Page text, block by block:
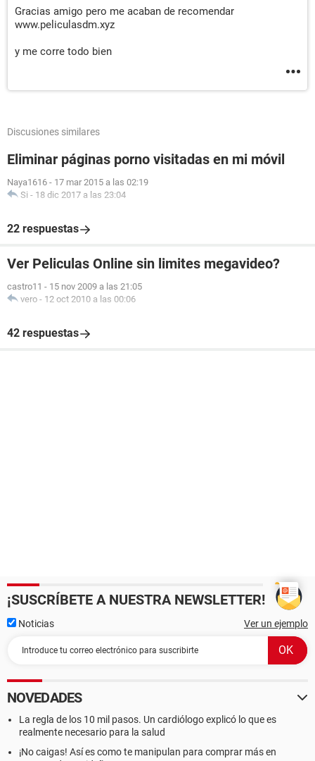
Gracias amigo pero me acaban de recomendar
www.peliculasdm.xyz
y me corre todo bien
Discusiones similares
Eliminar páginas porno visitadas en mi móvil
Naya1616 - 17 mar 2015 a las 02:19
Si - 18 dic 2017 a las 23:04
22 respuestas
Ver Peliculas Online sin limites megavideo?
castro11 - 15 nov 2009 a las 21:05
vero - 12 oct 2010 a las 00:06
42 respuestas
¡SUSCRÍBETE A NUESTRA NEWSLETTER!
Noticias Ver un ejemplo
NOVEDADES
La regla de los 10 mil pasos. Un cardiólogo explicó lo que es
realmente necesario para la salud
¡No caigas! Así es como te manipulan para comprar más en